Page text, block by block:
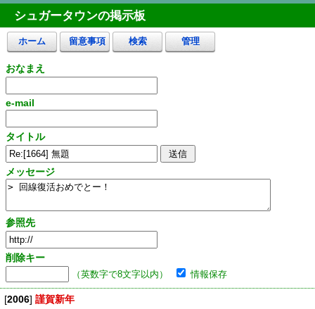
シュガータウンの掲示板
ホーム 留意事項 検索 管理
おなまえ
e-mail
タイトル
メッセージ
参照先
削除キー
（英数字で8文字以内） 情報保存
[2006] 謹賀新年